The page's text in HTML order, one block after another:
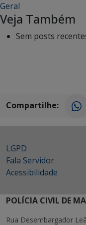
Geral
Veja Também
Sem posts
Compartilhe:
LGPD
Fala Servidor
Acessibilidade
POLÍCIA CIVIL DE
Rua Desembargador